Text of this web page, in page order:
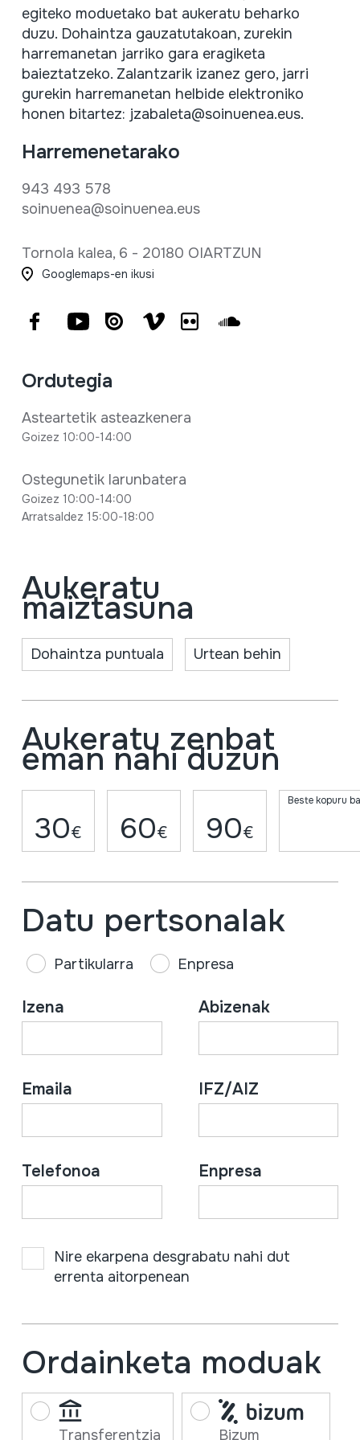
egiteko moduetako bat aukeratu beharko
duzu. Dohaintza gauzatutakoan, zurekin
harremanetan jarriko gara eragiketa
baieztatzeko. Zalantzarik izanez gero, jarri
gurekin harremanetan helbide elektroniko
honen bitartez: jzabaleta@soinuenea.eus.
Harremenetarako
943 493 578
soinuenea@soinuenea.eus
Tornola kalea, 6 - 20180 OIARTZUN
Googlemaps-en ikusi
FacebookYoutubeIssuuVimeo FlickrSoundCloud
Ordutegia
Asteartetik asteazkenera
Goizez 10:00-14:00
Ostegunetik larunbatera
Goizez 10:00-14:00
Arratsaldez 15:00-18:00
Aukeratu
maiztasuna
Dohaintza puntuala Urtean behin
Aukeratu zenbat
eman nahi duzun
30€ 60€ 90€
Beste kopuru
Datu pertsonalak
Partikularra Enpresa
Izena Abizenak
Emaila IFZ/AIZ
Telefonoa Enpresa
Nire ekarpena desgrabatu nahi dut
errenta aitorpenean
Ordainketa moduak
Transferentzia Bizum